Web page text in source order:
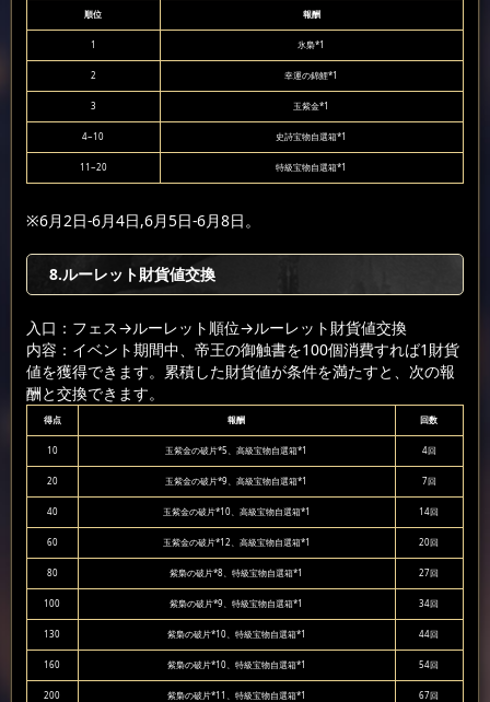
順位 報酬
1 氷梟*1
2 幸運の錦鯉*1
3 玉紫金*1
4~10 史詩宝物自選箱*1
11~20 特級宝物自選箱*1
※6月2日-6月4日,6月5日-6月8日。
8.ルーレット財貨値交換
入口：フェス→ルーレット順位→ルーレット財貨値交換
内容：イベント期間中、帝王の御触書を100個消費すれば1財貨
値を獲得できます。累積した財貨値が条件を満たすと、次の報
酬と交換できます。
得点 報酬 回数
10 玉紫金の破片*5、高級宝物自選箱*1 4回
20 玉紫金の破片*9、高級宝物自選箱*1 7回
40 玉紫金の破片*10、高級宝物自選箱*1 14回
60 玉紫金の破片*12、高級宝物自選箱*1 20回
80 紫梟の破片*8、特級宝物自選箱*1 27回
100 紫梟の破片*9、特級宝物自選箱*1 34回
130 紫梟の破片*10、特級宝物自選箱*1 44回
160 紫梟の破片*10、特級宝物自選箱*1 54回
200 紫梟の破片*11、特級宝物自選箱*1 67回